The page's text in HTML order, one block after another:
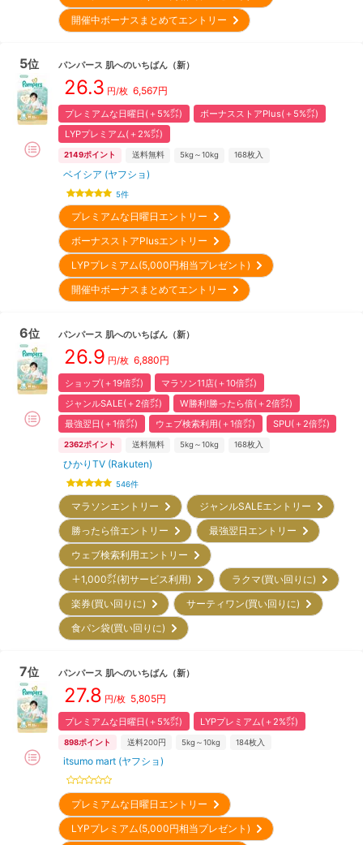
開催中ボーナスまとめてエントリー
5位 パンパース 肌へのいちばん （新）
26.3 円/枚 6,567円
プレミアムな日曜日(＋5%㌽)
ボーナスストアPlus(＋5%㌽)
LYPプレミアム(＋2%㌽)
2149ポイント 送料無料 5kg～10kg 168枚入
ベイシア (ヤフショ)
5件
プレミアムな日曜日エントリー
ボーナスストアPlusエントリー
LYPプレミアム(5,000円相当プレゼント)
開催中ボーナスまとめてエントリー
6位 パンパース 肌へのいちばん （新）
26.9 円/枚 6,880円
ショップ(＋19倍㌽)
マラソン11店(＋10倍㌽)
ジャンルSALE(＋2倍㌽)
W勝利!勝ったら倍(＋2倍㌽)
最強翌日(＋1倍㌽)
ウェブ検索利用(＋1倍㌽) SPU(＋2倍㌽)
2362ポイント 送料無料 5kg～10kg 168枚入
ひかりTV (Rakuten)
546件
マラソンエントリー
ジャンルSALEエントリー
勝ったら倍エントリー
最強翌日エントリー
ウェブ検索利用エントリー
＋1,000㌽(初サービス利用)
ラクマ(買い回りに)
楽券(買い回りに)
サーティワン(買い回りに)
食パン袋(買い回りに)
7位 パンパース 肌へのいちばん （新）
27.8 円/枚 5,805円
プレミアムな日曜日(＋5%㌽) LYPプレミアム(＋2%㌽)
898ポイント 送料200円 5kg～10kg 184枚入
itsumo mart (ヤフショ)
プレミアムな日曜日エントリー
LYPプレミアム(5,000円相当プレゼント)